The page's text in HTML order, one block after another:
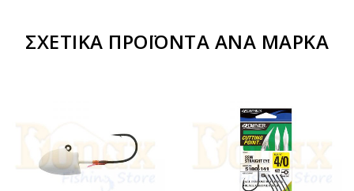
ΣΧΕΤΙΚΆ ΠΡΟΪΌΝΤΑ ΑΝΆ ΜΆΡΚΑ